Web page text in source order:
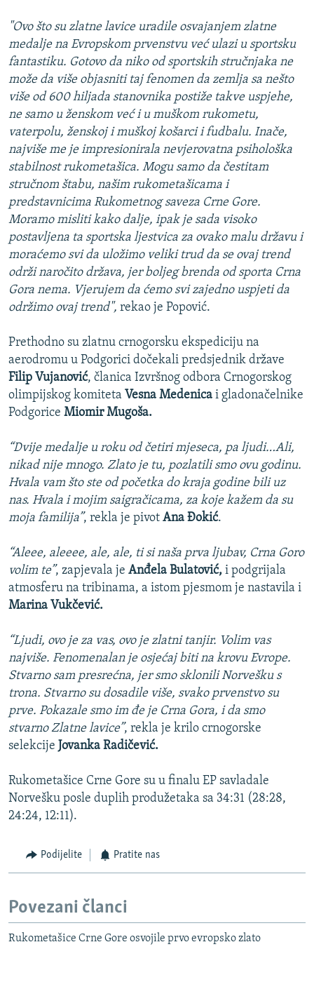
"Ovo što su zlatne lavice uradile osvajanjem zlatne
medalje na Evropskom prvenstvu već ulazi u sportsku
fantastiku. Gotovo da niko od sportskih stručnjaka ne
može da više objasniti taj fenomen da zemlja sa nešto
više od 600 hiljada stanovnika postiže takve uspjehe,
ne samo u ženskom već i u muškom rukometu,
vaterpolu, ženskoj i muškoj košarci i fudbalu. Inače,
najviše me je impresionirala nevjerovatna psihološka
stabilnost rukometašica. Mogu samo da čestitam
stručnom štabu, našim rukometašicama i
predstavnicima Rukometnog saveza Crne Gore.
Moramo misliti kako dalje, ipak je sada visoko
postavljena ta sportska ljestvica za ovako malu državu i
moraćemo svi da uložimo veliki trud da se ovaj trend
održi naročito država, jer boljeg brenda od sporta Crna
Gora nema. Vjerujem da ćemo svi zajedno uspjeti da
održimo ovaj trend", rekao je Popović.
Prethodno su zlatnu crnogorsku ekspediciju na
aerodromu u Podgorici dočekali predsjednik države
Filip Vujanović, članica Izvršnog odbora Crnogorskog
olimpijskog komiteta Vesna Medenica i gladonačelnike
Podgorice Miomir Mugoša.
“Dvije medalje u roku od četiri mjeseca, pa ljudi…Ali,
nikad nije mnogo. Zlato je tu, pozlatili smo ovu godinu.
Hvala vam što ste od početka do kraja godine bili uz
nas. Hvala i mojim saigračicama, za koje kažem da su
moja familija”, rekla je pivot Ana Đokić.
“Aleee, aleeee, ale, ale, ti si naša prva ljubav, Crna Goro
volim te”, zapjevala je Anđela Bulatović, i podgrijala
atmosferu na tribinama, a istom pjesmom je nastavila i
Marina Vukčević.
“Ljudi, ovo je za vas, ovo je zlatni tanjir. Volim vas
najviše. Fenomenalan je osjećaj biti na krovu Evrope.
Stvarno sam presrećna, jer smo sklonili Norvešku s
trona. Stvarno su dosadile više, svako prvenstvo su
prve. Pokazale smo im đe je Crna Gora, i da smo
stvarno Zlatne lavice”, rekla je krilo crnogorske
selekcije Jovanka Radičević.
Rukometašice Crne Gore su u finalu EP savladale
Norvešku posle duplih produžetaka sa 34:31 (28:28,
24:24, 12:11).
Podijelite Pratite nas
Povezani članci
Rukometašice Crne Gore osvojile prvo evropsko zlato